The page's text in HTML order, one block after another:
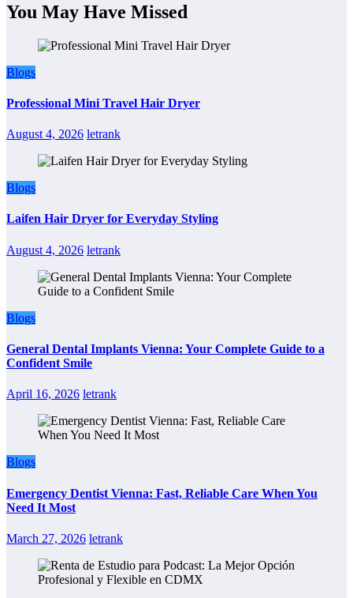
You May Have Missed
Blogs
Professional Mini Travel Hair Dryer
August 4, 2026 letrank
Blogs
Laifen Hair Dryer for Everyday Styling
August 4, 2026 letrank
Blogs
General Dental Implants Vienna: Your Complete Guide to a
Confident Smile
April 16, 2026 letrank
Blogs
Emergency Dentist Vienna: Fast, Reliable Care When You
Need It Most
March 27, 2026 letrank